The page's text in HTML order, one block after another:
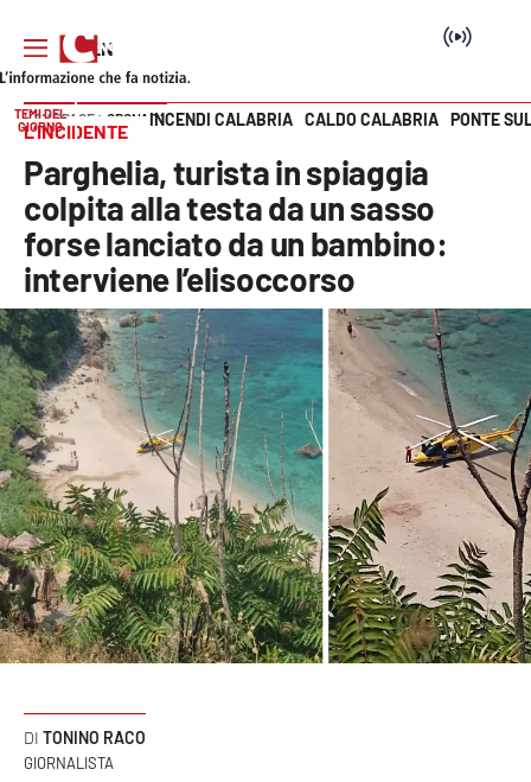
SEZIONI
Cronaca
Politica
Attualità
Economia e lavoro
Italia Mondo
Sanità
Sport
Cultura
Podcast
Vai
TEMI DEL
GIORNO
INCENDI CALABRIA CALDO CALABRIA PONTE
HOME PAGE CRONACA
L’INCIDENTE
Parghelia, turista in spiaggia
colpita alla testa da un sasso
forse lanciato da un bambino:
interviene l’elisoccorso
TONINO RACO
GIORNALISTA